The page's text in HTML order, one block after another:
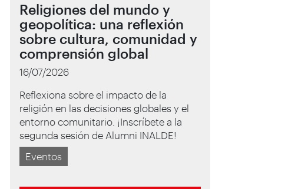
Religiones del mundo y
geopolítica: una reflexión
sobre cultura, comunidad y
comprensión global
16/07/2026
Reflexiona sobre el impacto de la
religión en las decisiones globales y el
entorno comunitario. ¡Inscríbete a la
segunda sesión de Alumni INALDE!
Eventos